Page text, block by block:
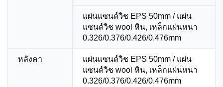
แผ่นแซนด์วิช EPS 50mm / แผ่น
แซนด์วิช wool หิน, เหล็กแผ่นหนา
0.326/0.376/0.426/0.476mm
หลังคา
แผ่นแซนด์วิช EPS 50mm / แผ่น
แซนด์วิช wool หิน, เหล็กแผ่นหนา
0.326/0.376/0.426/0.476mm